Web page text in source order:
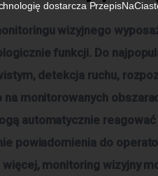
dostarcza
wizyjnego
funkcji. Do
detekcja ruchu,
na monitorowanych
automatycznie reagować
powiadomienia do
więcej, monitoring wizyjny